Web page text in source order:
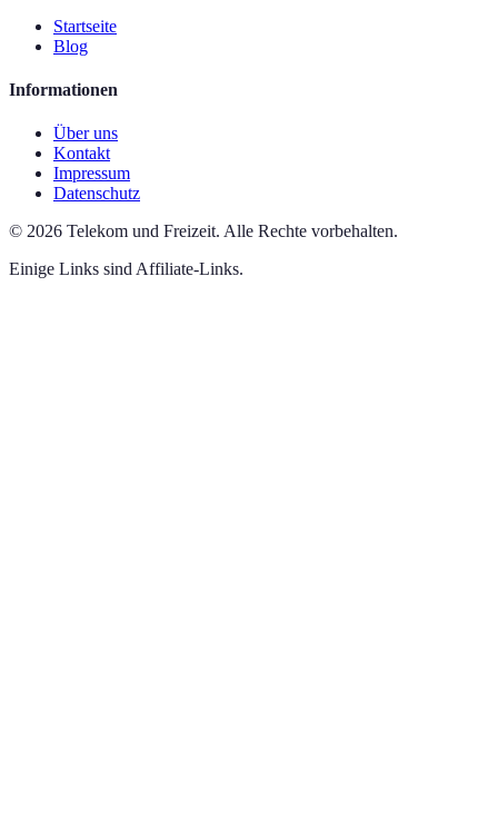
Startseite
Blog
Informationen
Über uns
Kontakt
Impressum
Datenschutz
© 2026 Telekom und Freizeit. Alle Rechte vorbehalten.
Einige Links sind Affiliate-Links.